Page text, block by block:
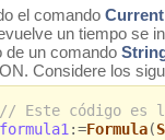
el comando
un tiempo se
de un comando
Considere los
// Este código es
:=Formula(